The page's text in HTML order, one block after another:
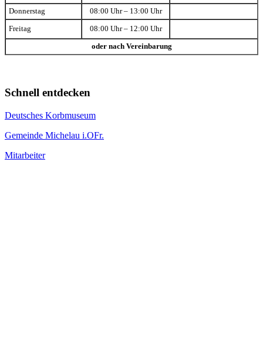
Donnerstag 08:00 Uhr – 13:00 Uhr
Freitag 08:00 Uhr – 12:00 Uhr
oder nach Vereinbarung
Schnell entdecken
Deutsches Korbmuseum
Gemeinde Michelau i.OFr.
Mitarbeiter